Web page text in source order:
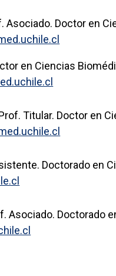
Asociado. Doctor en
en Ciencias
Titular. Doctor en
Doctorado en
Asociado. Doctorado